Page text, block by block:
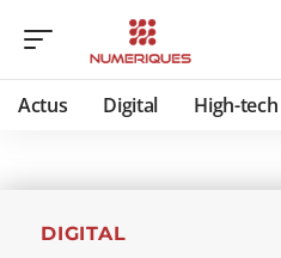
Actus Digital High-tech
DIGITAL